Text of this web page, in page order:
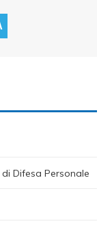
Difesa Personale